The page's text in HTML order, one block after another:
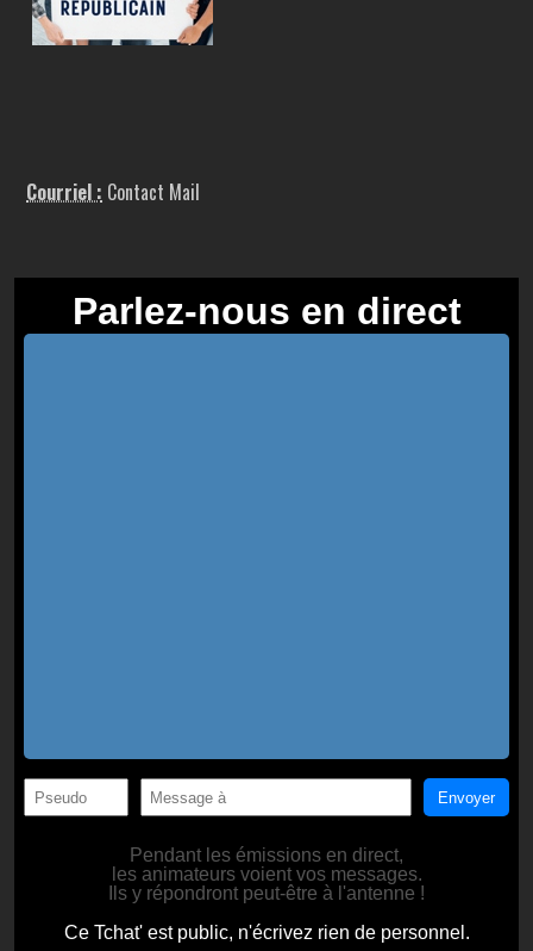
Courriel : Contact Mail